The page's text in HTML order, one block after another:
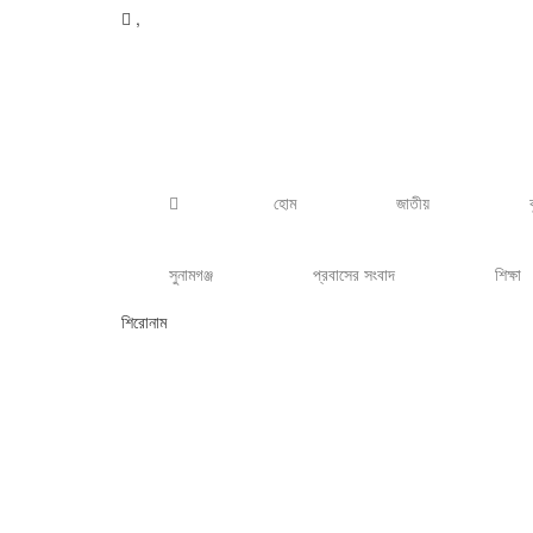
,
হোম জাতীয়
সুনামগঞ্জ প্রবাসের সংবাদ
শিক্ষা
শিরোনাম